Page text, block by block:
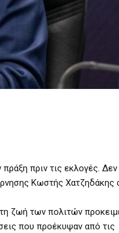
πριν τις εκλογές. Δεν
Κωστής Χατζηδάκης
ζωή των πολιτών
που προέκυψαν από τις